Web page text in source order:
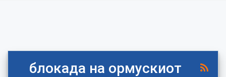
блокада на ормускиот